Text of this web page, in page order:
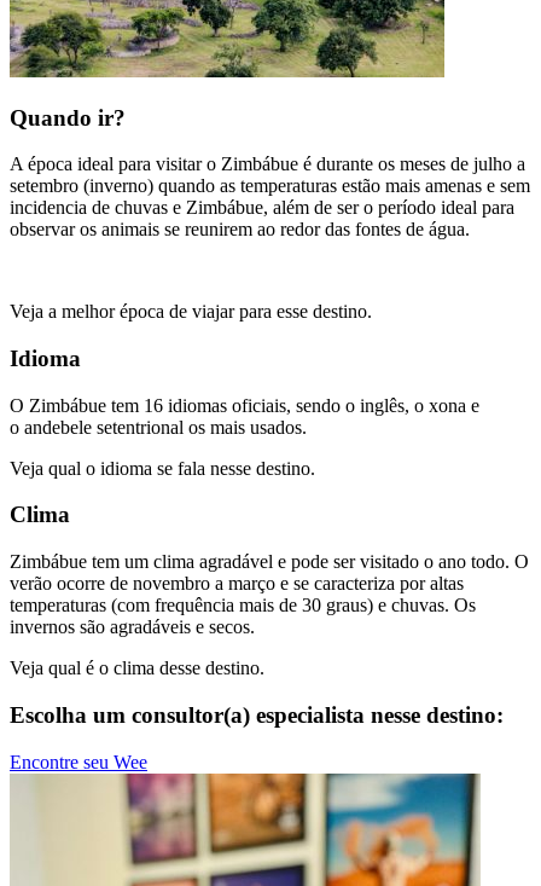
Quando ir?
A época ideal para visitar o Zimbábue é durante os meses de julho a
setembro (inverno) quando as temperaturas estão mais amenas e sem
incidencia de chuvas e Zimbábue, além de ser o período ideal para
observar os animais se reunirem ao redor das fontes de água.
Veja a melhor época de viajar para esse destino.
Idioma
O Zimbábue tem 16 idiomas oficiais, sendo o inglês, o xona e
o andebele setentrional os mais usados.
Veja qual o idioma se fala nesse destino.
Clima
Zimbábue tem um clima agradável e pode ser visitado o ano todo. O
verão ocorre de novembro a março e se caracteriza por altas
temperaturas (com frequência mais de 30 graus) e chuvas. Os
invernos são agradáveis e secos.
Veja qual é o clima desse destino.
Escolha um consultor(a) especialista nesse destino:
Encontre seu Wee